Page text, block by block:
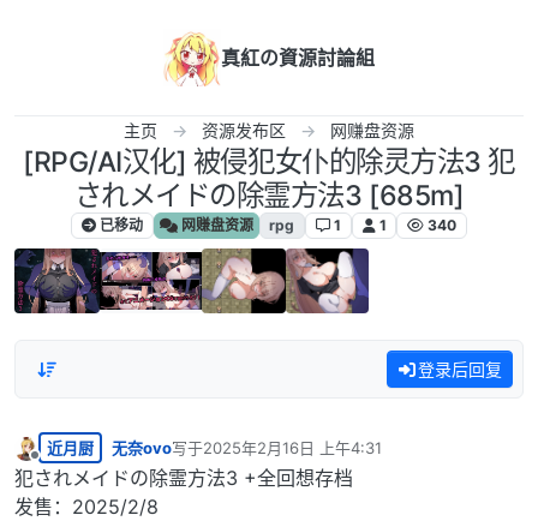
真紅の資源討論組
主页 资源发布区 网赚盘资源
[RPG/AI汉化] 被侵犯女仆的除灵方法3 犯
されメイドの除霊方法3 [685m]
已移动 网赚盘资源 rpg 1 1 340
登录后回复
离线
近月厨 无奈ovo写于2025年2月16日 上午4:31
最后由 编辑
犯されメイドの除霊方法3 +全回想存档
发售：2025/2/8